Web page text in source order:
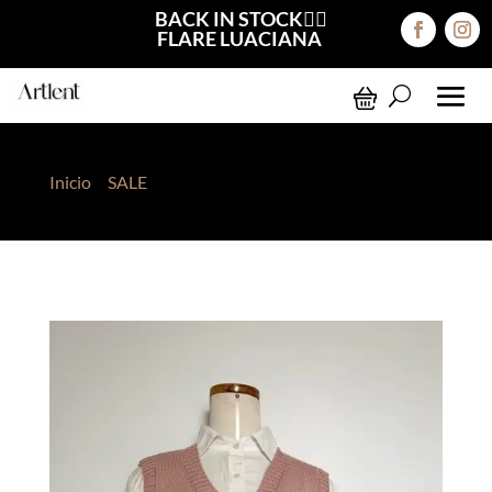
BACK IN STOCK❤️‍🔥
FLARE LUACIANA
Inicio> SALE> Pullover Lea Rosa